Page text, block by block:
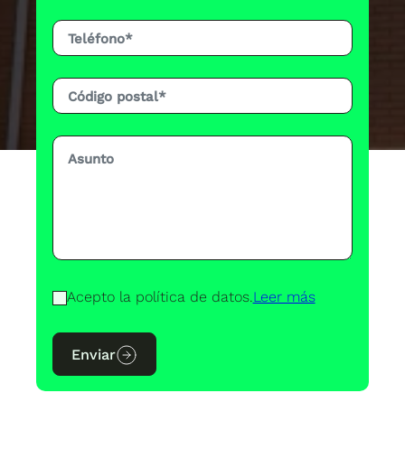
Acepto la política de datos.Leer más
Enviar